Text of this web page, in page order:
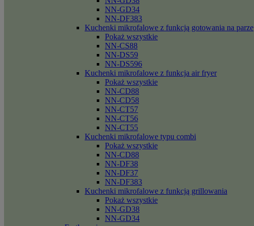
NN-GD34
NN-DF383
Kuchenki mikrofalowe z funkcją gotowania na parze
Pokaż wszystkie
NN-CS88
NN-DS59
NN-DS596
Kuchenki mikrofalowe z funkcja air fryer
Pokaż wszystkie
NN-CD88
NN-CD58
NN-CT57
NN-CT56
NN-CT55
Kuchenki mikrofalowe typu combi
Pokaż wszystkie
NN-CD88
NN-DF38
NN-DF37
NN-DF383
Kuchenki mikrofalowe z funkcją grillowania
Pokaż wszystkie
NN-GD38
NN-GD34